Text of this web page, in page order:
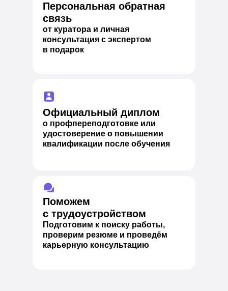
Персональная обратная
связь
от куратора и личная
консультация с экспертом
в подарок
Поможем
с трудоустройством
Подготовим к поиску работы,
проверим резюме и проведём
карьерную консультацию
Официальн ый диплом
о профпереподготовке или
удостоверение о повышении
квалификации после обучения